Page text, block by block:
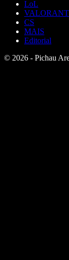
LoL
VALORANT
CS
MAIS
Editorial
© 2026 - Pichau